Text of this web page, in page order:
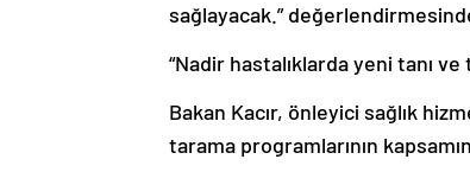
sağlayacak.”
“Nadir hastalıklarda yeni tanı
Bakan Kacır, önleyici sağlık
tarama programlarının